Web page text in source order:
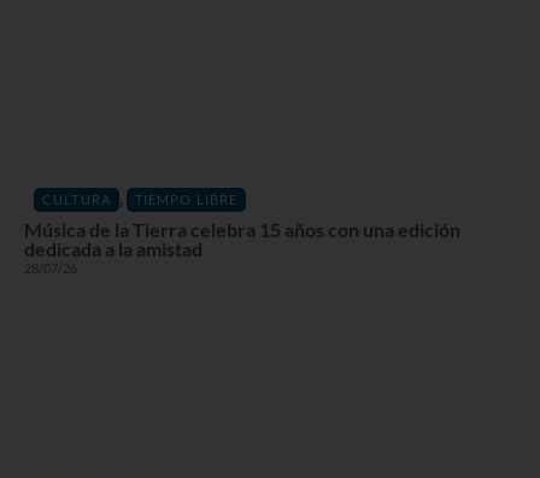
CULTURA , TIEMPO LIBRE
Música de la Tierra celebra 15 años con una edición
dedicada a la amistad
28/07/26